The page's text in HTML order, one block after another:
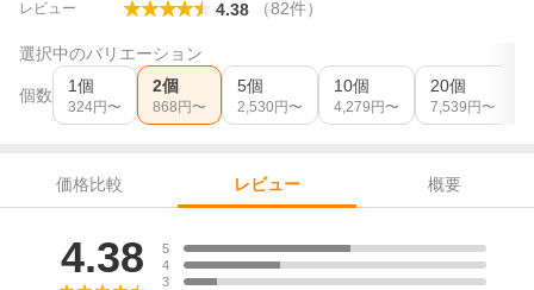
レビュー 4.38 （82件）
選択中のバリエーション
個数 1個
324円〜
2個
868 円〜
5個
2,530 円〜
10個
4,279 円〜
20個
7,539 円〜
価格比較 レビュー
概要
4.38
5
4
3